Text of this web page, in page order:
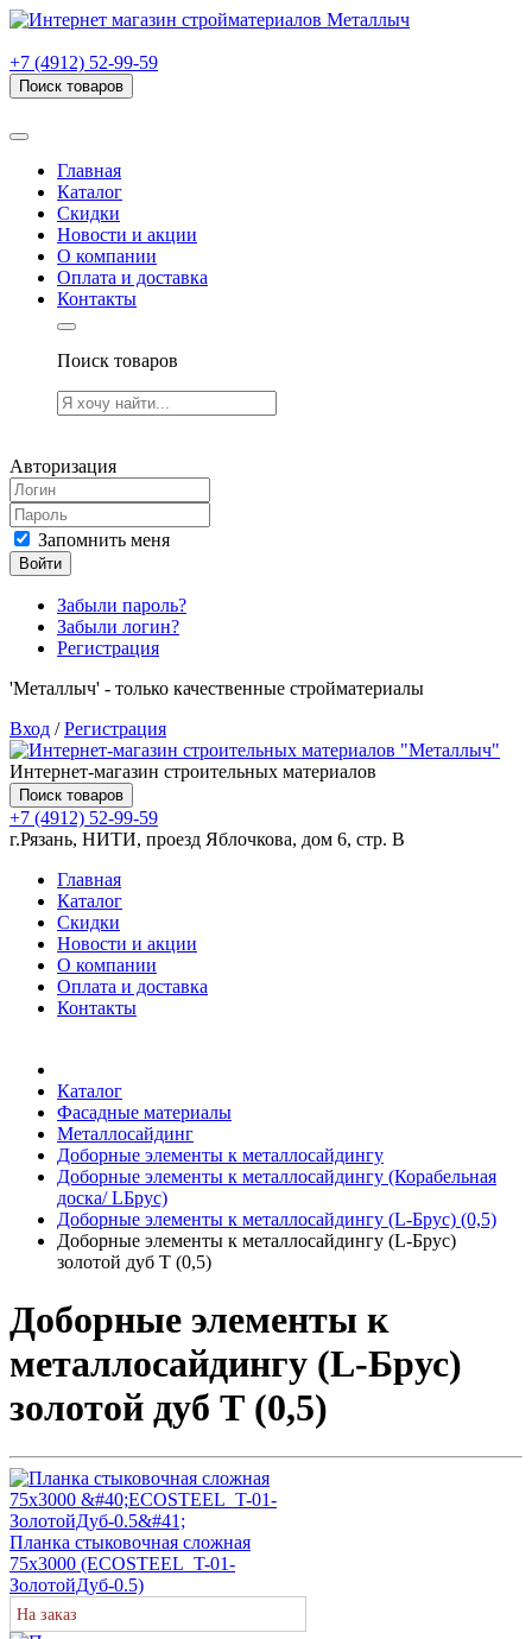
+7 (4912) 52-99-59
Поиск товаров
Главная
Каталог
Скидки
Новости и акции
О компании
Оплата и доставка
Контакты
Поиск товаров
Авторизация
Запомнить меня
Войти
Забыли пароль?
Забыли логин?
Регистрация
'Металлыч' - только качественные стройматериалы
Вход /Регистрация
Интернет-магазин строительных материалов
Поиск товаров
+7 (4912) 52-99-59
г.Рязань, НИТИ, проезд Яблочкова, дом 6, стр. В
Главная
Каталог
Скидки
Новости и акции
О компании
Оплата и доставка
Контакты
Каталог
Фасадные материалы
Металлосайдинг
Доборные элементы к металлосайдингу
Доборные элементы к металлосайдингу (Корабельная
доска/ LБрус)
Доборные элементы к металлосайдингу (L-Брус) (0,5)
Доборные элементы к металлосайдингу (L-Брус)
золотой дуб Т (0,5)
Доборные элементы к
металлосайдингу (L-Брус)
золотой дуб Т (0,5)
Планка стыковочная сложная
75х3000 (ECOSTEEL_T-01-
ЗолотойДуб-0.5)
На заказ